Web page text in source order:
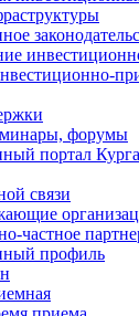
форумы
портал
связи
частное
профиль